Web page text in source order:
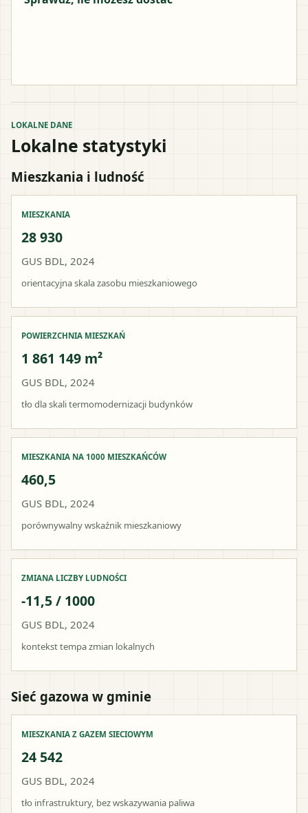
LOKALNE DANE
Lokalne statystyki
Mieszkania i ludność
MIESZKANIA
28 930
GUS BDL, 2024
orientacyjna skala zasobu mieszkaniowego
POWIERZCHNIA MIESZKAŃ
1 861 149 m²
GUS BDL, 2024
tło dla skali termomodernizacji budynków
MIESZKANIA NA 1000 MIESZKAŃCÓW
460,5
GUS BDL, 2024
porównywalny wskaźnik mieszkaniowy
ZMIANA LICZBY LUDNOŚCI
-11,5 / 1000
GUS BDL, 2024
kontekst tempa zmian lokalnych
Sieć gazowa w gminie
MIESZKANIA Z GAZEM SIECIOWYM
24 542
GUS BDL, 2024
tło infrastruktury, bez wskazywania paliwa